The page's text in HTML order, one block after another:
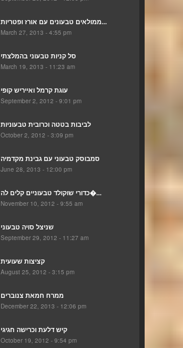
ממולאים טבעונים עם אורז ופטריות...
March 27, 2013 - 4:55 pm
סל קניות טבעוני בהמלצתי
March 19, 2013 - 11:23 am
עוגת קרמל ואייריש קופי
September 2, 2012 - 9:01 pm
לביבות בטטה וכרובית טבעוניות
October 2, 2012 - 3:09 pm
סמבוסק טבעוני עם גבינת מקדמיה
June 28, 2013 - 12:00 pm
כדורי שוקולד טבעוניים קלים לה�...
November 10, 2012 - 9:55 am
שניצל סויה טבעוני
September 29, 2012 - 11:27 am
קציצות שעועית
August 25, 2012 - 3:15 pm
ממרח חמאת צנוברים
December 22, 2013 - 12:06 pm
קיש דלעת וכרישה חגיגי
October 19, 2012 - 9:54 pm